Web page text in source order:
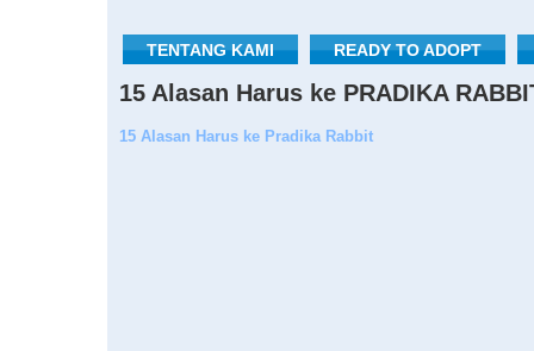
TENTANG KAMI READY TO ADOPT
15 Alasan Harus ke PRADIKA
15 Alasan Harus ke Pradika Rabbit